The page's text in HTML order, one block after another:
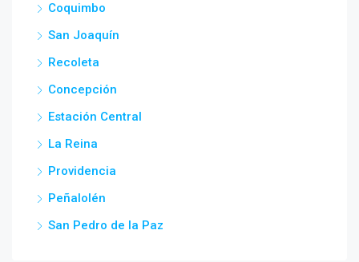
Coquimbo
San Joaquín
Recoleta
Concepción
Estación Central
La Reina
Providencia
Peñalolén
San Pedro de la Paz